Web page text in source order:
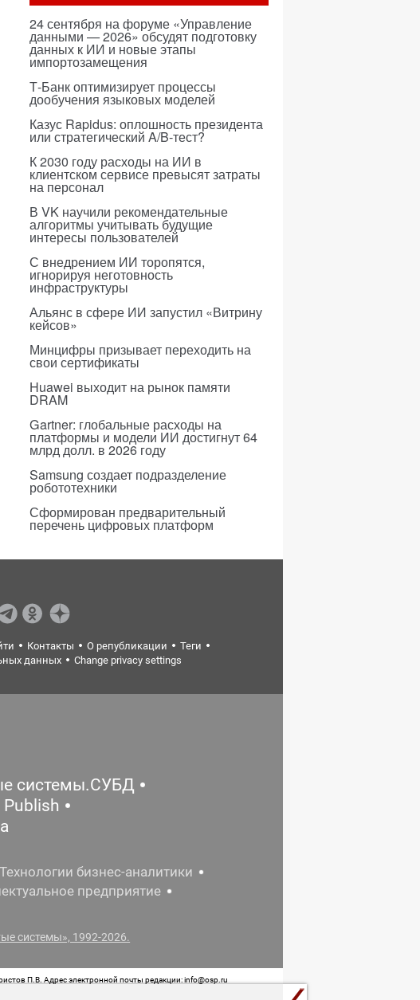
24 сентября на форуме «Управление
данными — 2026» обсудят подготовку
данных к ИИ и новые этапы
импортозамещения
Т-Банк оптимизирует процессы
дообучения языковых моделей
Казус Rapidus: оплошность президента
или стратегический A/B-тест?
К 2030 году расходы на ИИ в
клиентском сервисе превысят затраты
на персонал
В VK научили рекомендательные
алгоритмы учитывать будущие
интересы пользователей
С внедрением ИИ торопятся,
игнорируя неготовность
инфраструктуры
Альянс в сфере ИИ запустил «Витрину
кейсов»
Минцифры призывает переходить на
свои сертификаты
Huawei выходит на рынок памяти
DRAM
Gartner: глобальные расходы на
платформы и модели ИИ достигнут 64
млрд долл. в 2026 году
Samsung создает подразделение
робототехники
Сформирован предварительный
перечень цифровых платформ
Контакты О републикации
Теги
данных Change privacy settings
системы.СУБД
Publish
Технологии бизнес-аналитики
предприятие
системы», 1992-2026.
П.В. Адрес электронной почты редакции: info@osp.ru